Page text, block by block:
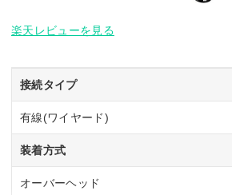
楽天レビューを見る
接続タイプ
有線(ワイヤード)
装着方式
オーバーヘッド